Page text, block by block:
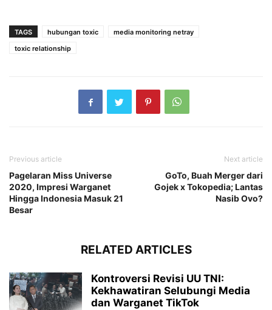
TAGS hubungan toxic
media monitoring netray
toxic relationship
Previous article
Pagelaran Miss Universe
2020, Impresi Warganet
Hingga Indonesia Masuk 21
Besar
Next article
GoTo, Buah Merger dari
Gojek x Tokopedia; Lantas
Nasib Ovo?
RELATED ARTICLES
Kontroversi Revisi UU TNI:
Kekhawatiran Selubungi Media
dan Warganet TikTok